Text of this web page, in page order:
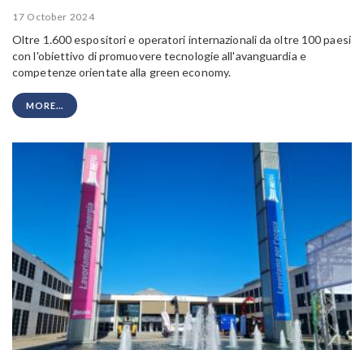
17 October 2024
Oltre 1.600 espositori e operatori internazionali da oltre 100 paesi
con l'obiettivo di promuovere tecnologie all'avanguardia e
competenze orientate alla green economy.
MORE...